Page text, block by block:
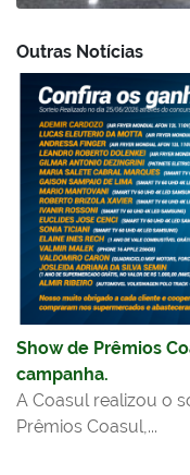
Outras Notícias
Show de Prêmios
campanha.
A Coasul realizou o
Prêmios Coasul,...